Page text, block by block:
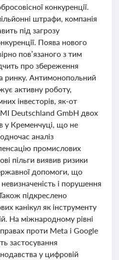
конкуренції.
штрафи, компанія
під загрозу
Поява нового
пов’язаного з тим
про збереження
ринку. Антимонопольний
активну роботу,
інвесторів, як-от
Deutschland GmbH двох
у Кременчуці, що не
аналіз
промислових
пільги виявив ризики
допомоги, що
і порушення
підкреслено
канікул як інструменту
На міжнародному рівні
проти Meta і Google
застосування
у цифровій